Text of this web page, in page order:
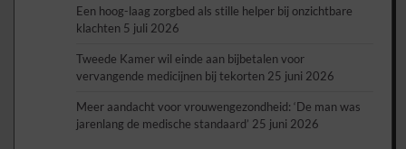
Een hoog-laag zorgbed als stille helper bij onzichtbare
klachten 5 juli 2026
Tweede Kamer wil einde aan bijbetalen voor
vervangende medicijnen bij tekorten 25 juni 2026
Meer aandacht voor vrouwengezondheid: ‘De man was
jarenlang de medische standaard’ 25 juni 2026